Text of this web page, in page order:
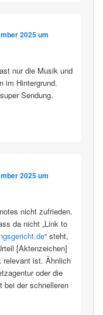
2025 um
nur die Musik und
im Hintergrund.
Sendung.
2025 um
nicht zufrieden.
da nicht „Link to
“ steht,
[Aktenzeichen]
relevant ist. Ähnlich
oder die
bei der schnelleren